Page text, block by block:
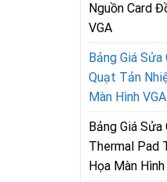
Nguồn Card
VGA
Bảng Giá
Quạt Tản
Màn Hình VGA
Bảng Giá
Thermal Pad
Họa Màn Hình